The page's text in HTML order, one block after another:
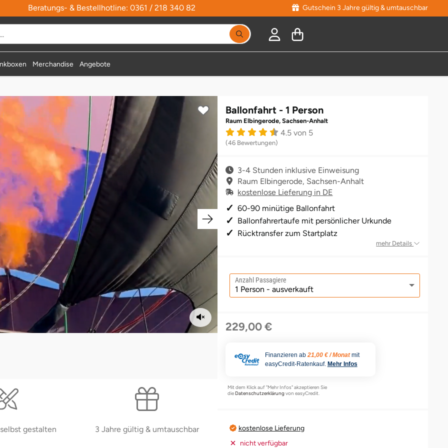
Beratungs- & Bestellhotline: 0361 / 218 340 82 Gutschein 3 Jahre gültig & umtauschbar
Merchandise Angebote
gestalten 3 Jahre gültig & umtauschbar
Ballonfahrt - 1 Person
Raum Elbingerode, Sachsen-Anhalt
4.5 von 5
(46 Bewertungen)
3-4 Stunden inklusive Einweisung
Raum Elbingerode, Sachsen-Anhalt
kostenlose Lieferung in DE
60-90 minütige Ballonfahrt
Ballonfahrertaufe mit persönlicher Urkunde
Rücktransfer zum Startplatz
mehr Details
Anzahl Passagiere
229,00 €
Finanzieren ab 21,00 € / Monat mit
easyCredit-Ratenkauf. Mehr Infos
Mit dem Klick auf "Mehr Infos" akzeptieren Sie
die Datenschutzerklärungvon easyCredit.
kostenlose Lieferung
nicht verfügbar